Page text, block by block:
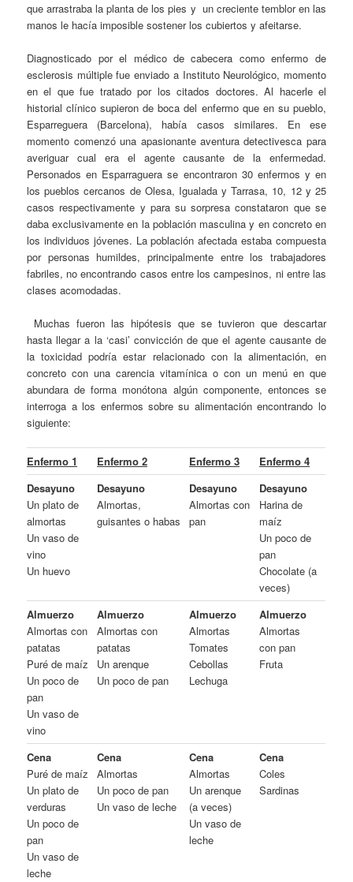
que arrastraba la planta de los pies y un creciente temblor en las
manos le hacía imposible sostener los cubiertos y afeitarse.
Diagnosticado por el médico de cabecera como enfermo de
esclerosis múltiple fue enviado a Instituto Neurológico, momento
en el que fue tratado por los citados doctores. Al hacerle el
historial clínico supieron de boca del enfermo que en su pueblo,
Esparreguera (Barcelona), había casos similares. En ese
momento comenzó una apasionante aventura detectivesca para
averiguar cual era el agente causante de la enfermedad.
Personados en Esparraguera se encontraron 30 enfermos y en
los pueblos cercanos de Olesa, Igualada y Tarrasa, 10, 12 y 25
casos respectivamente y para su sorpresa constataron que se
daba exclusivamente en la población masculina y en concreto en
los individuos jóvenes. La población afectada estaba compuesta
por personas humildes, principalmente entre los trabajadores
fabriles, no encontrando casos entre los campesinos, ni entre las
clases acomodadas.
Muchas fueron las hipótesis que se tuvieron que descartar
hasta llegar a la ‘casi’ convicción de que el agente causante de
la toxicidad podría estar relacionado con la alimentación, en
concreto con una carencia vitamínica o con un menú en que
abundara de forma monótona algún componente, entonces se
interroga a los enfermos sobre su alimentación encontrando lo
siguiente:
Enfermo 1 Enfermo 2 Enfermo 3
Enfermo 4
Desayuno
Un plato de
almortas
Un vaso de
vino
Un huevo
Desayuno
Almortas,
guisantes o habas
Desayuno
Almortas con
pan
Desayuno
Harina de
maíz
Un poco de
pan
Chocolate (a
veces)
Almuerzo
Almortas con
patatas
Puré de maíz
Un poco de
pan
Un vaso de
vino
Almuerzo
Almortas con
patatas
Un arenque
Un poco de pan
Almuerzo
Almortas
Tomates
Cebollas
Lechuga
Almuerzo
Almortas
con pan
Fruta
Cena
Puré de maíz
Un plato de
verduras
Un poco de
pan
Un vaso de
leche
Cena
Almortas
Un poco de pan
Un vaso de leche
Cena
Almortas
Un arenque
(a veces)
Un vaso de
leche
Cena
Coles
Sardinas